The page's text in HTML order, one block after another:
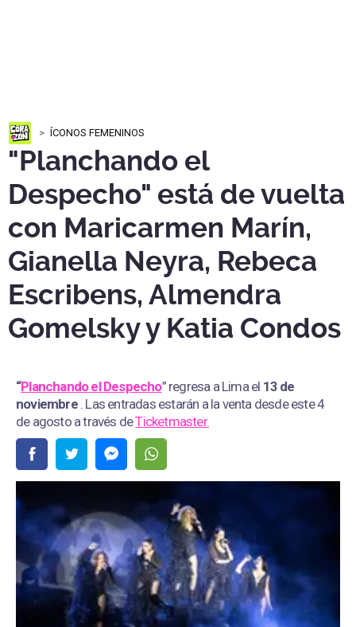
ÍCONOS FEMENINOS
"Planchando el
Despecho" está de vuelta
con Maricarmen Marín,
Gianella Neyra, Rebeca
Escribens, Almendra
Gomelsky y Katia Condos
“Planchando el Despecho” regresa a Lima el 13 de
noviembre . Las entradas estarán a la venta desde este 4
de agosto a través deTicketmaster.